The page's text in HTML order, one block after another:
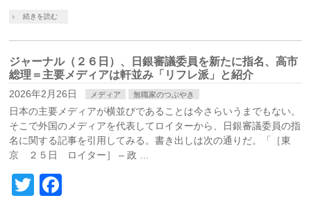
続きを読む
ジャーナル（２６日）、日銀審議委員を新たに指名、高市
総理＝主要メディアは軒並み「リフレ派」と紹介
2026年2月26日 メディア 無職家のつぶやき
日本の主要メディアが横並びであることは今さらいうまでもない。
そこで外国のメディアを代表してロイターから、日銀審議委員の指
名に関する記事を引用してみる。書き出しは次の通りだ。「［東
京 ２５日 ロイター］ – 政 …
Twitter